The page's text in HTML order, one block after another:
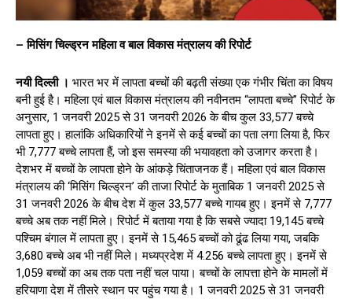
– मिसिंग चिल्ड्रन महिला व बाल विकास मंत्रालय की रिपोर्ट
नयी दिल्ली । भारत भर में लापता बच्चों की बढ़ती संख्या एक गंभीर चिंता का विषय
बनी हुई है। महिला एवं बाल विकास मंत्रालय की नवीनतम “लापता बच्चे” रिपोर्ट के
अनुसार, 1 जनवरी 2025 से 31 जनवरी 2026 के बीच कुल 33,577 बच्चे
लापता हुए। हालांकि अधिकारियों ने इनमें से कई बच्चों का पता लगा लिया है, फिर
भी 7,777 बच्चे लापता हैं, जो इस समस्या की भयावहता को उजागर करता है।
देशभर में बच्चों के लापता होने के आंकड़े चिंताजनक हैं। महिला एवं बाल विकास
मंत्रालय की ‘मिसिंग चिल्ड्रन’ की ताजा रिपोर्ट के मुताबिक 1 जनवरी 2025 से
31 जनवरी 2026 के बीच देश में कुल 33,577 बच्चे गायब हुए। इनमें से 7,777
बच्चे अब तक नहीं मिले। रिपोर्ट में बताया गया है कि सबसे ज्यादा 19,145 बच्चे
पश्चिम बंगाल में लापता हुए। इनमें से 15,465 बच्चों को ढूंढ लिया गया, जबकि
3,680 बच्चे अब भी नहीं मिले। मध्यप्रदेश में 4.256 बच्चे लापता हुए। इनमें से
1,059 बच्चों का अब तक पता नहीं चल पाया। बच्चों के लापत्ता होने के मामलों में
हरियाणा देश में तीसरे स्थान पर पहुंच गया है। 1 जनवरी 2025 से 31 जनवरी